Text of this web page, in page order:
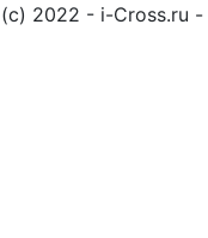
(c) 2022 - i-Cross.ru